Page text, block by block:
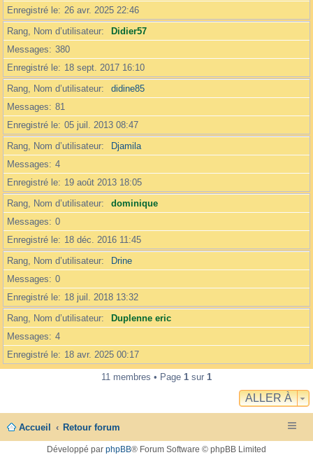
Enregistré le 26 avr. 2025 22:46
Rang, Nom d’utilisateur
Didier57
Messages
380
Enregistré le
18 sept. 2017 16:10
Rang, Nom d’utilisateur
didine85
Messages
81
Enregistré le 05 juil. 2013 08:47
Rang, Nom d’utilisateur
Djamila
Messages
4
Enregistré le
19 août 2013 18:05
Rang, Nom d’utilisateur
dominique
Messages
0
Enregistré le
18 déc. 2016 11:45
Rang, Nom d’utilisateur
Drine
Messages
0
Enregistré le
18 juil. 2018 13:32
Rang, Nom d’utilisateur
Duplenne eric
Messages
4
Enregistré le
18 avr. 2025 00:17
11 membres • Page 1 sur 1
ALLER À
Accueil Retour forum
Développé par phpBB® Forum Software © phpBB Limited